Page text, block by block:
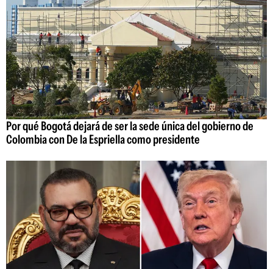
Por qué Bogotá dejará de ser la sede única del gobierno de
Colombia con De la Espriella como presidente